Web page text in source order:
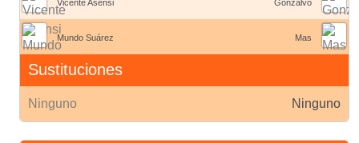
Vicente Asensi
Mundo Suárez
Sustituciones
Ninguno
Gonzalvo
Mas
Ninguno